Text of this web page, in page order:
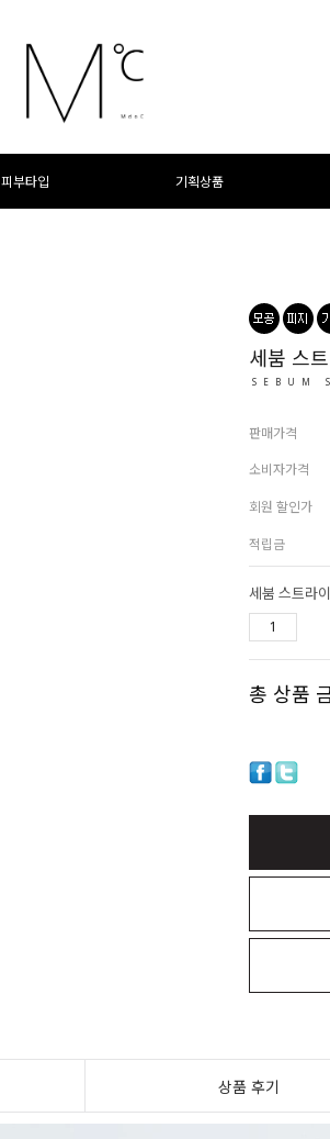
피부타입 기획상품
세붐 스
SEBUM
판매가격
소비자가격
회원 할인가
적립금
세붐 스트라
총 상품
상품 후기